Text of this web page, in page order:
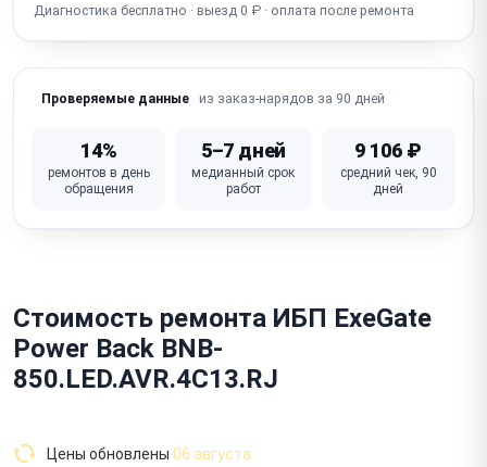
Диагностика бесплатно · выезд 0 ₽ · оплата после ремонта
Проверяемые данные из заказ-нарядов за 90 дней
14%
ремонтов в день
обращения
5–7 дней
медианный срок
работ
9 106 ₽
средний чек, 90
дней
Стоимость ремонта ИБП ExeGate
Power Back BNB-
850.LED.AVR.4C13.RJ
Цены обновлены 06 августа